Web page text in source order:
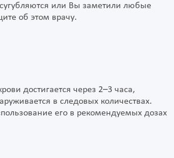
или Вы заметили любые
об этом врачу.
достигается через 2–3 часа,
в следовых количествах.
его в рекомендуемых дозах